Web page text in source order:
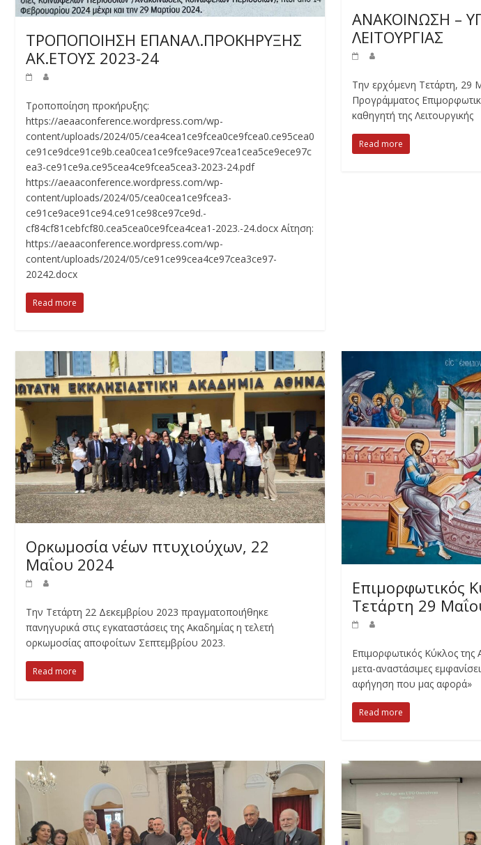
ΤΡΟΠΟΠΟΙΗΣΗ ΕΠΑΝΑΛ.ΠΡΟΚΗΡΥΞΗΣ
ΑΚ.ΕΤΟΥΣ 2023-24
Τροποποίηση προκήρυξης:
https://aeaaconference.wordpress.com/wp-
content/uploads/2024/05/cea4cea1ce9fcea0ce9fcea0.ce95cea0
ce91ce9dce91ce9b.cea0cea1ce9fce9ace97cea1cea5ce9ece97c
ea3-ce91ce9a.ce95cea4ce9fcea5cea3-2023-24.pdf
https://aeaaconference.wordpress.com/wp-
content/uploads/2024/05/cea0cea1ce9fcea3-
ce91ce9ace91ce94.ce91ce98ce97ce9d.-
cf84cf81cebfcf80.cea5cea0ce9fcea4cea1-2023.-24.docx Αίτηση:
https://aeaaconference.wordpress.com/wp-
content/uploads/2024/05/ce91ce99cea4ce97cea3ce97-
20242.docx
Read more
ΑΝΑΚΟΙΝΩΣΗ –
ΛΕΙΤΟΥΡΓΙΑΣ
Την ερχόμενη Τετάρτη, 29
Προγράμματος
καθηγητή της Λειτουργικής
Read more
Ορκωμοσία νέων πτυχιούχων, 22
Μαΐου 2024
Την Τετάρτη 22 Δεκεμβρίου 2023 πραγματοποιήθηκε
πανηγυρικά στις εγκαταστάσεις της Ακαδημίας η τελετή
ορκωμοσίας αποφοίτων Σεπτεμβρίου 2023.
Read more
Επιμορφωτικός
Τετάρτη 29
Επιμορφωτικός Κύκλος
μετα-αναστάσιμες
αφήγηση που μας αφορά»
Read more